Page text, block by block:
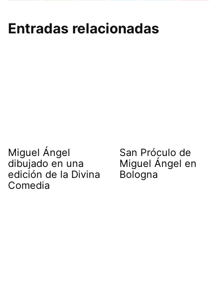
Entradas relacionadas
Miguel Ángel
dibujado en una
edición de la Divina
Comedia
San Próculo de
Miguel Ángel en
Bologna